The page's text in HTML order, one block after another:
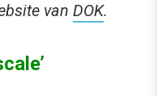
van DOK.